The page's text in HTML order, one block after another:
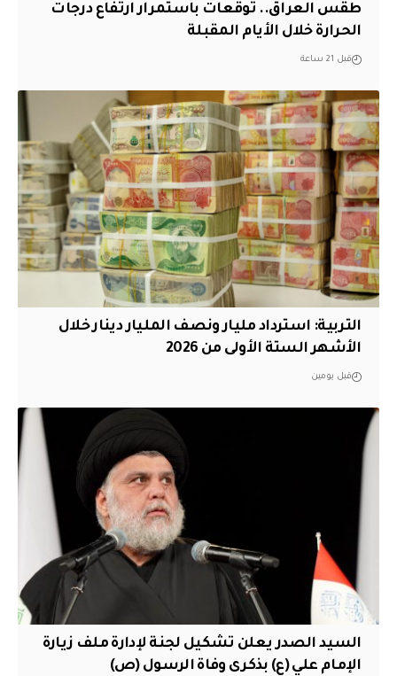
طقس العراق.. توقعات باستمرار ارتفاع درجات
الحرارة خلال الأيام المقبلة
قبل 21 ساعة
التربية: استرداد مليار ونصف المليار دينار خلال
الأشهر الستة الأولى من 2026
قبل يومين
السيد الصدر يعلن تشكيل لجنة لإدارة ملف زيارة
الإمام علي (ع) بذكرى وفاة الرسول (ص)